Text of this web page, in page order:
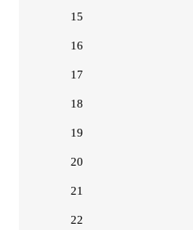
15
16
17
18
19
20
21
22